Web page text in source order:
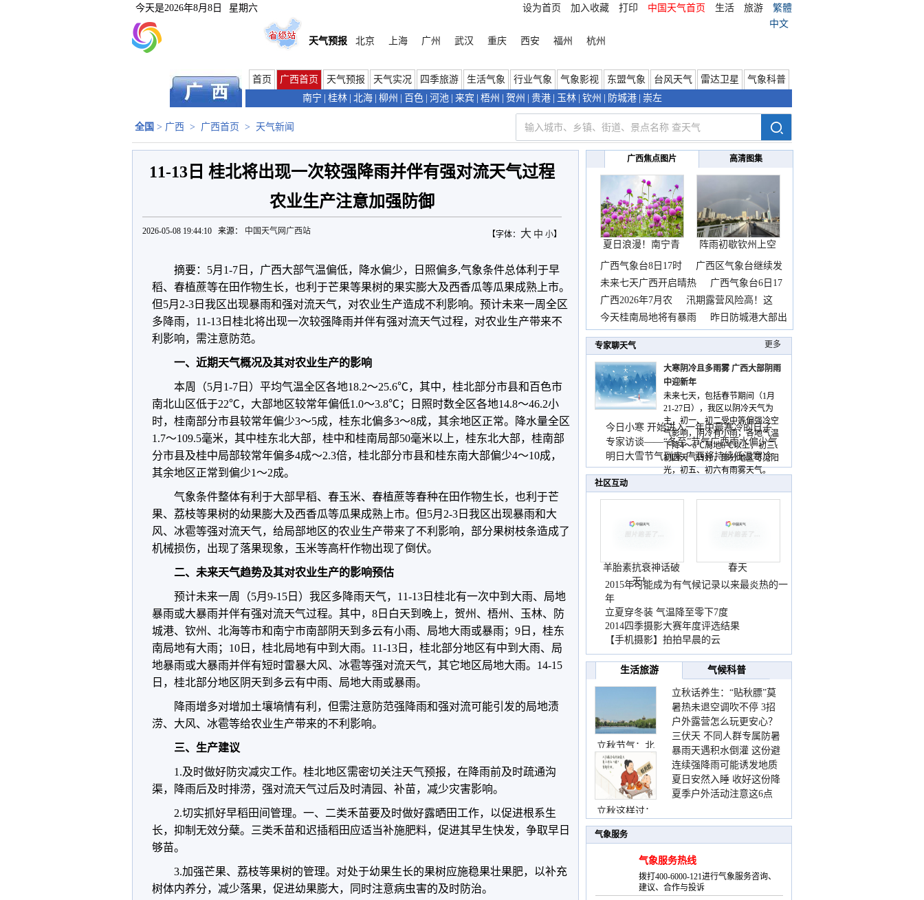
今天是2026年8月8日 星期六 设为首页 加入收藏 打印 中国天气首页 生活 旅游
繁體
中文
天气预报
北京 上海 广州 武汉 重庆 西安 福州 杭州
首页 广西首页 天气预报 天气实况 四季旅游 生活气象 行业气象 气象影视 东盟气象 台风天气 雷达卫星
气象科普
南宁
桂林 北海 柳州 百色 河池 来宾 梧州 贺州 贵港 玉林 钦州 防城港 崇左
全国 > 广西 > 广西首页 > 天气新闻
11-13日 桂北将出现一次较强降雨并伴有强对流天气过程
农业生产注意加强防御
【字体： 大 中 小】
2026-05-08 19:44:10 来源： 中国天气网广西站
摘要：5月1-7日，广西大部气温偏低，降水偏少，日照偏多,气象条件总体利于早
稻、春植蔗等在田作物生长，也利于芒果等果树的果实膨大及西香瓜等瓜果成熟上市。
但5月2-3日我区出现暴雨和强对流天气，对农业生产造成不利影响。预计未来一周全区
多降雨，11-13日桂北将出现一次较强降雨并伴有强对流天气过程，对农业生产带来不
利影响，需注意防范。
一、近期天气概况及其对农业生产的影响
本周（5月1-7日）平均气温全区各地18.2～25.6℃，其中，桂北部分市县和百色市
南北山区低于22℃，大部地区较常年偏低1.0～3.8℃；日照时数全区各地14.8～46.2小
时，桂南部分市县较常年偏少3～5成，桂东北偏多3～8成，其余地区正常。降水量全区
1.7～109.5毫米，其中桂东北大部，桂中和桂南局部50毫米以上，桂东北大部，桂南部
分市县及桂中局部较常年偏多4成～2.3倍，桂北部分市县和桂东南大部偏少4～10成，
其余地区正常到偏少1～2成。
气象条件整体有利于大部早稻、春玉米、春植蔗等春种在田作物生长，也利于芒
果、荔枝等果树的幼果膨大及西香瓜等瓜果成熟上市。但5月2-3日我区出现暴雨和大
风、冰雹等强对流天气，给局部地区的农业生产带来了不利影响，部分果树枝条造成了
机械损伤，出现了落果现象，玉米等高杆作物出现了倒伏。
二、未来天气趋势及其对农业生产的影响预估
预计未来一周（5月9-15日）我区多降雨天气，11-13日桂北有一次中到大雨、局地
暴雨或大暴雨并伴有强对流天气过程。其中，8日白天到晚上，贺州、梧州、玉林、防
城港、钦州、北海等市和南宁市南部阴天到多云有小雨、局地大雨或暴雨；9日，桂东
南局地有大雨；10日，桂北局地有中到大雨。11-13日，桂北部分地区有中到大雨、局
地暴雨或大暴雨并伴有短时雷暴大风、冰雹等强对流天气，其它地区局地大雨。14-15
日，桂北部分地区阴天到多云有中雨、局地大雨或暴雨。
降雨增多对增加土壤墒情有利，但需注意防范强降雨和强对流可能引发的局地渍
涝、大风、冰雹等给农业生产带来的不利影响。
三、生产建议
1.及时做好防灾减灾工作。桂北地区需密切关注天气预报，在降雨前及时疏通沟
渠，降雨后及时排涝，强对流天气过后及时清园、补苗，减少灾害影响。
2.切实抓好早稻田间管理。一、二类禾苗要及时做好露晒田工作，以促进根系生
长，抑制无效分蘖。三类禾苗和迟插稻田应适当补施肥料，促进其早生快发，争取早日
够苗。
3.加强芒果、荔枝等果树的管理。对处于幼果生长的果树应施稳果壮果肥，以补充
树体内养分，减少落果，促进幼果膨大，同时注意病虫害的及时防治。
广西焦点图片 高清图集
夏日浪漫！南宁青
秀山
阵雨初歇钦州上空
邂逅
广西气象台8日17时
广西区气象台继续发
布
未来七天广西开启晴热
广西气象台6日17
时
广西2026年7月农
汛期露营风险高！这
份
今天桂南局地将有暴雨
昨日防城港大部出
现暴
专家聊天气 更多
大寒阴冷且多雨雾 广西大部阴雨
中迎新年
未来七天，包括春节期间（1月
21-27日），我区以阴冷天气为
主，初一、初二受中等偏强冷空
气影响，阴冷有小雨，各地气温
下降4～6℃局地8℃以上，初三、
初四天气转好，部分地区可见阳
光，初五、初六有雨雾天气。
今日小寒 开始进入一年中最寒冷的日子
专家访谈——“冬至”节气广西雨水偏少气
温低
明日大雪节气到来 广西将持续低温寒冷
天气
社区互动
羊胎素抗衰神话破
灭！
春天
2015年可能成为有气候记录以来最炎热的一
年
立夏穿冬装 气温降至零下7度
2014四季摄影大赛年度评选结果
【手机摄影】拍拍早晨的云
生活旅游 气候科普
立秋节气：北
立秋这样过：
立秋话养生：“贴秋膘”莫
着急 先清暑再防燥
暑热未退空调吹不停 3招
护住肩颈不酸痛
户外露营怎么玩更安心？
这份攻略请收好
三伏天 不同人群专属防暑
要点请收好
暴雨天遇积水倒灌 这份避
险提示请收好
连续强降雨可能诱发地质
灾害 这些前兆要知道
夏日安然入睡 收好这份降
温小贴士
夏季户外活动注意这6点
气象服务
气象服务热线
拨打400-6000-121进行气象服务咨询、
建议、合作与投诉